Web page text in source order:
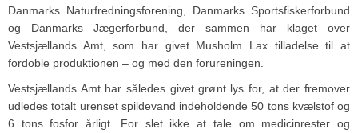
Danmarks Naturfredningsforening, Danmarks Sportsfiskerforbund
og Danmarks Jægerforbund, der sammen har klaget over
Vestsjællands Amt, som har givet Musholm Lax tilladelse til at
fordoble produktionen – og med den forureningen.
Vestsjællands Amt har således givet grønt lys for, at der fremover
udledes totalt urenset spildevand indeholdende 50 tons kvælstof og
6 tons fosfor årligt. For slet ikke at tale om medicinrester og